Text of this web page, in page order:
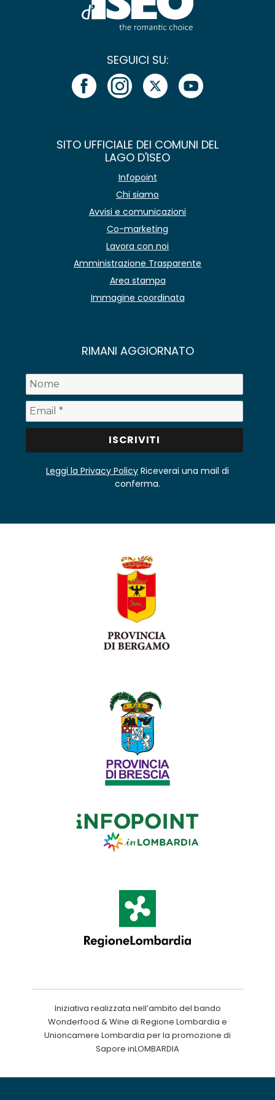
SEGUICI SU:
SITO UFFICIALE DEI COMUNI DEL
LAGO D'ISEO
Infopoint
Chi siamo
Avvisi e comunicazioni
Co-marketing
Lavora con noi
Amministrazione Trasparente
Area stampa
Immagine coordinata
RIMANI AGGIORNATO
Leggi la Privacy Policy Riceverai una mail di
conferma.
Iniziativa realizzata nell’ambito del bando
Wonderfood & Wine di Regione Lombardia e
Unioncamere Lombardia per la promozione di
Sapore inLOMBARDIA